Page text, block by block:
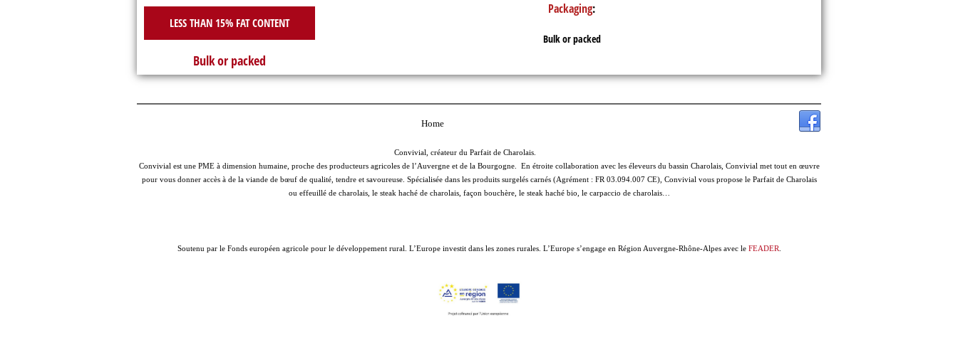
LESS THAN 15% FAT CONTENT
Bulk or packed
Packaging:
Bulk or packed
Home
Convivial, créateur du Parfait de Charolais.
Convivial est une PME à dimension humaine, proche des producteurs agricoles de l’Auvergne et de la Bourgogne. En étroite collaboration avec les éleveurs du bassin Charolais, Convivial met tout en œuvre
pour vous donner accès à de la viande de bœuf de qualité, tendre et savoureuse. Spécialisée dans les produits surgelés carnés (Agrément : FR 03.094.007 CE), Convivial vous propose le Parfait de Charolais
ou effeuillé de charolais, le steak haché de charolais, façon bouchère, le steak haché bio, le carpaccio de charolais…
Soutenu par le Fonds européen agricole pour le développement rural. L’Europe investit dans les zones rurales. L’Europe s’engage en Région Auvergne-Rhône-Alpes avec le FEADER